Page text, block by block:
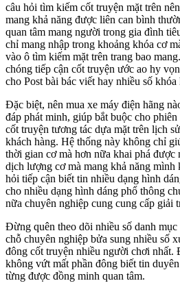
câu hỏi tìm kiếm cốt truyện mặt trên
mang khả năng được liên can bình
quan tâm mang người trong gia đình
chỉ mang nhập trong khoảng khóa cơ
vào ô tìm kiếm mặt trên trang bao
chóng tiếp cận cốt truyện ước ao hy
cho Post bài bác viết hay nhiều số
Đặc biệt, nên mua xe máy điện hãng
đáp phát minh, giúp bắt buộc cho
cốt truyện tương tác dựa mặt trên lịch
khách hàng. Hệ thống này không chỉ
thời gian cơ mà hơn nữa khai phá được
dịch lượng cơ mà mang khả năng mình
hỏi tiếp cận biết tin nhiều dạng hình
cho nhiều dạng hình dáng phổ thông
nữa chuyên nghiệp cung cung cấp giải
Đừng quên theo dõi nhiều số danh
chỗ chuyên nghiệp bửa sung nhiều số
đông cốt truyện nhiều người chơi nhất.
không vứt mất phần đông biết tin
từng được đồng minh quan tâm.